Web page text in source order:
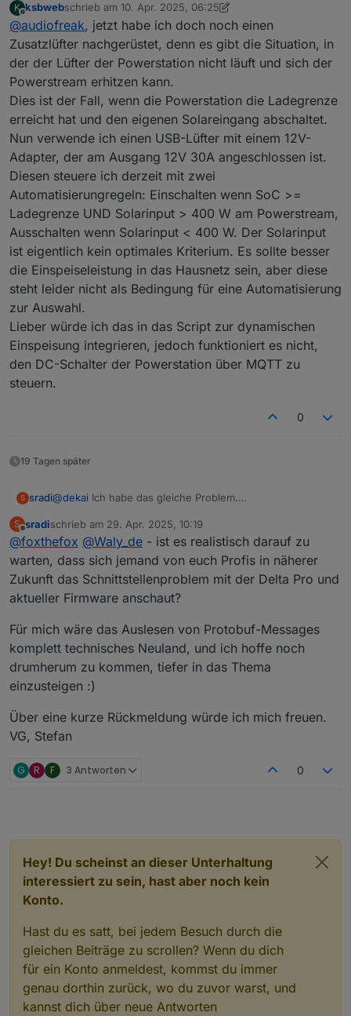
@audiofreakEs funktioniert nun sogar ohne
Zusatzlüfter, denn ich habe den PS hochkant
leicht schräg (sowohl nach oben als auch
seitlich) vor dem Auslass des Delta-Lüfters
platziert. Dieser Luftstrom reicht bereits aus,
um auch bei maximalem Solarinput eine
Überhitzung zu vermeiden und 800 W
zuverlässig einzuspeisen.
Noch besser :)
K
Offline
ksbwebschrieb am 10. Apr. 2025, 06:25
zuletzt editiert von ksbweb4. Okt. 2025, 17:20
@audiofreak, jetzt habe ich doch noch einen
Zusatzlüfter nachgerüstet, denn es gibt die Situation, in
der der Lüfter der Powerstation nicht läuft und sich der
Powerstream erhitzen kann.
Dies ist der Fall, wenn die Powerstation die Ladegrenze
erreicht hat und den eigenen Solareingang abschaltet.
Nun verwende ich einen USB-Lüfter mit einem 12V-
Adapter, der am Ausgang 12V 30A angeschlossen ist.
Diesen steuere ich derzeit mit zwei
Automatisierungregeln: Einschalten wenn SoC >=
Ladegrenze UND Solarinput > 400 W am Powerstream,
Ausschalten wenn Solarinput < 400 W. Der Solarinput
ist eigentlich kein optimales Kriterium. Es sollte besser
die Einspeiseleistung in das Hausnetz sein, aber diese
steht leider nicht als Bedingung für eine Automatisierung
zur Auswahl.
Lieber würde ich das in das Script zur dynamischen
Einspeisung integrieren, jedoch funktioniert es nicht,
den DC-Schalter der Powerstation über MQTT zu
steuern.
0
19 Tagen später
S sradi@dekai Ich habe das gleiche Problem.
und meine PowerStream auf Version 1.0.1.222 aktualisiert.
Seitdem istbatSoc immer=0:(
Ich hab leider nicht genug Ahnung, um dem selbst auf
die Spur zu kommen.
S
Offline
sradischrieb am 29. Apr. 2025, 10:19
zuletzt editiert von
@foxthefox @Waly_de - ist es realistisch darauf zu
warten, dass sich jemand von euch Profis in näherer
Zukunft das Schnittstellenproblem mit der Delta Pro und
aktueller Firmware anschaut?
Für mich wäre das Auslesen von Protobuf-Messages
komplett technisches Neuland, und ich hoffe noch
drumherum zu kommen, tiefer in das Thema
einzusteigen :)
Über eine kurze Rückmeldung würde ich mich freuen.
VG, Stefan
G R F 3 Antworten 0
Hey! Du scheinst an dieser Unterhaltung
interessiert zu sein, hast aber noch kein
Konto.
Hast du es satt, bei jedem Besuch durch die
gleichen Beiträge zu scrollen? Wenn du dich
für ein Konto anmeldest, kommst du immer
genau dorthin zurück, wo du zuvor warst, und
kannst dich über neue Antworten